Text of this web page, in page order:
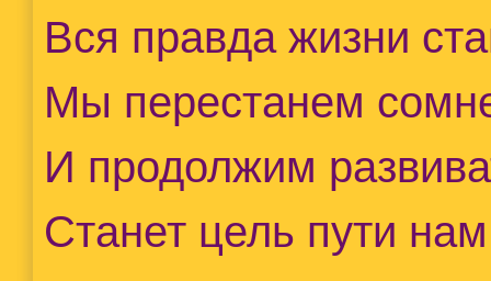
Вся правда жизни
Мы перестанем
И продолжим
Станет цель пути